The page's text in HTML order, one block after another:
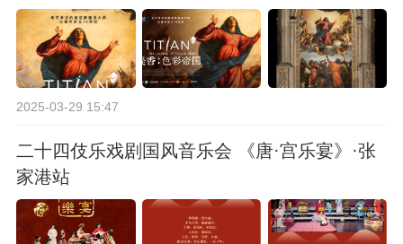
2025-03-29 15:47
二十四伎乐戏剧国风音乐会 《唐·宫乐宴》·张
家港站